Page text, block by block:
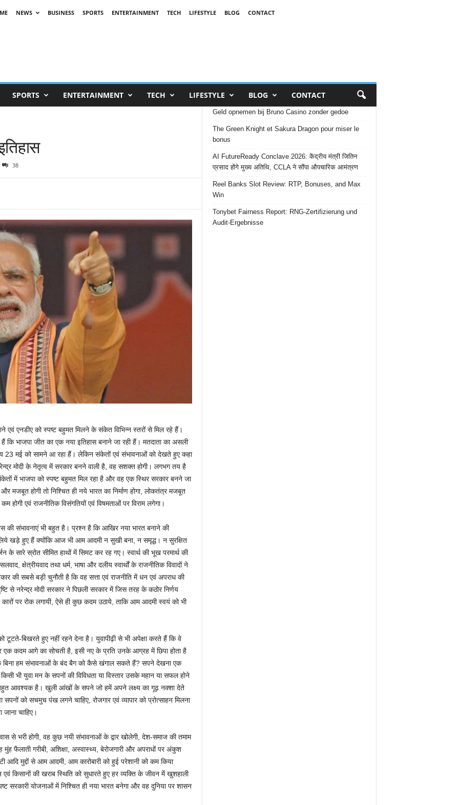
NEWS BUSINESS SPORTS ENTERTAINMENT TECH LIFESTYLE BLOG CONTACT
SPORTS ENTERTAINMENT TECH LIFESTYLE BLOG CONTACT
38
एवं एनडीए को स्पष्ट बहुमत मिलने के संकेत विभिन्न स्तरों से मिल रहे हैं।
भाजपा जीत का एक नया इतिहास बनाने जा रही हैं। मतदाता का असली
23 मई को सामने आ रहा हैं। लेकिन संकेतों एवं संभावनाओं को देखते हुए कहा
मोदी के नेतृत्व में सरकार बनने वाली है, वह सशक्त होगी। लगभग तय है
में भाजपा को स्पष्ट बहुमत मिल रहा है और वह एक स्थिर सरकार बनने जा
मजबूत होगी तो निश्चित ही नये भारत का निर्माण होगा, लोकतंत्र मजबूत
होगी एवं राजनीतिक विसंगतियों एवं विषमताओं पर विराम लगेगा।
की संभावनाएं भी बहुत है। प्रश्न है कि आखिर नया भारत बनाने की
खड़े हुए हैं क्योंकि आज भी आम आदमी न सुखी बना, न समृद्ध। न सुरक्षित
के सारे स्रोत सीमित हाथों में सिमट कर रह गए। स्वार्थ की भूख परमार्थ की
क्षेत्रीयवाद तथा धर्म, भाषा और दलीय स्वार्थों के राजनीतिक विवादों ने
की सबसे बड़ी चुनौती है कि वह सत्ता एवं राजनीति में धन एवं अपराध की
से नरेन्द्र मोदी सरकार ने पिछली सरकार में जिस तरह के कठोर निर्णय
पर रोक लगायी, ऐसे ही कुछ कदम उठाये, ताकि आम आदमी स्वयं को भी
टूटते-बिखरते हुए नहीं रहने देना है। युवापीढ़ी से भी अपेक्षा करते हैं कि वे
एक कदम आगे का सोचती है, इसी नए के प्रति उनके आग्रह में छिपा होता है
बिना हम संभावनाओं के बंद बैग को कैसे खंगाल सकते हैं? सपने देखना एक
भी युवा मन के सपनों की विविधता या विस्तार उसके महान या सफल होने
आवश्यक है। खुली आंखों के सपने जो हमें अपने लक्ष्य का गूढ़ नक्शा देते
को सचमुच पंख लगने चाहिए, रोजगार एवं व्यापार को प्रोत्साहन मिलना
जाना चाहिए।
से भरी होगी, वह कुछ नयी संभावनाओं के द्वार खोलेगी, देश-समाज की तमाम
फैलाती गरीबी, अशिक्षा, अस्वास्थ्य, बेरोजगारी और अपराधों पर अंकुश
आदि मुद्दों से आम आदमी, आम कारोबारी को हुई परेशानी को कम किया
एवं किसानों की खराब स्थिति को सुधारते हुए हर व्यक्ति के जीवन में खुशहाली
सरकारी योजनाओं में निश्चित ही नया भारत बनेगा और वह दुनिया पर शासन
Geld opnemen bij Bruno Casino zonder gedoe
The Green Knight et Sakura Dragon pour miser le
bonus
AI FutureReady Conclave 2026: केंद्रीय मंत्री जितिन
प्रसाद होंगे मुख्य अतिथि, CCLA ने सौंपा औपचारिक आमंत्रण
Reel Banks Slot Review: RTP, Bonuses, and Max
Win
Tonybet Fairness Report: RNG-Zertifizierung und
Audit-Ergebnisse